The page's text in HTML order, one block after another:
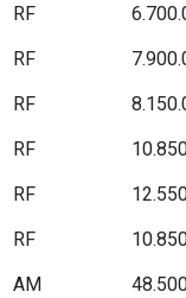
RF
RF
RF
RF
RF
RF
AM